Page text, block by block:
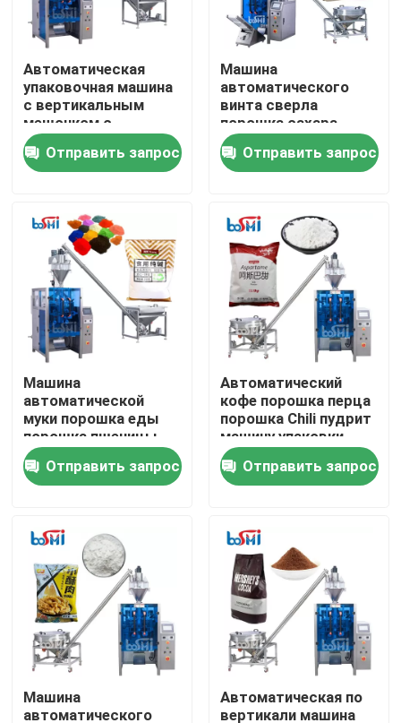
О Компании
Контакты
Продукция
Машина для упаковки порошков
Вертикальная пакуя машина
Машина для упаковки гранул
машина для наполнения порошком
Машина упаковки закуски
Машина упаковки замороженных продуктов
Автоматическая
упаковочная машина
с вертикальным
мешочком с
наполнителем
Отправить запрос
Машина
автоматического
винта сверла
порошка сахара
порошка еды
порошка пшеницы
муки количественная
Отправить запрос
Машина
автоматической
муки порошка еды
порошка пшеницы
порошка кассавы
500g 1000g 2000g
заполняя и пакуя
Отправить запрос
Автоматический
кофе порошка перца
порошка Chili пудрит
машину упаковки
Vffs
Отправить запрос
Машина
автоматического
Автоматическая по
вертикали машина